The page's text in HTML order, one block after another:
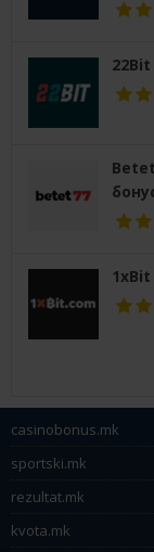
casinobonus.mk
sportski.mk
rezultat.mk
kvota.mk